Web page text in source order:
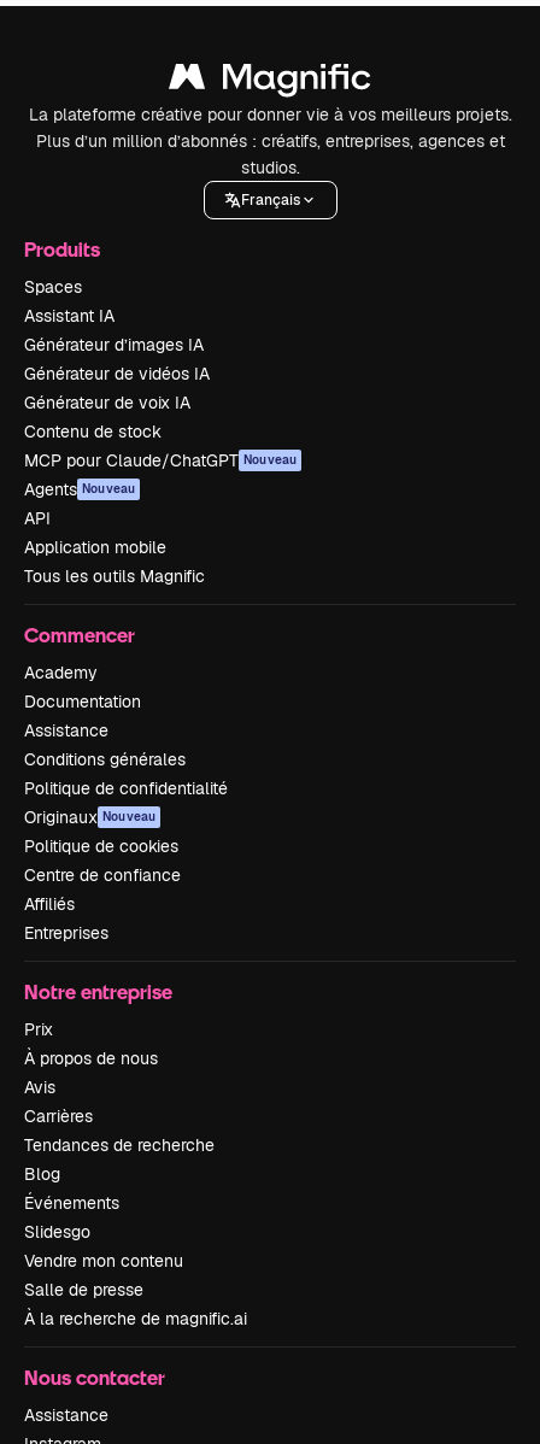
La plateforme créative pour donner vie à vos meilleurs projets.
Plus d’un million d’abonnés : créatifs, entreprises, agences et
studios.
Français
Produits
Spaces
Assistant IA
Générateur d’images IA
Générateur de vidéos IA
Générateur de voix IA
Contenu de stock
MCP pour Claude/ChatGPT Nouveau
Agents Nouveau
API
Application mobile
Tous les outils Magnific
Commencer
Academy
Documentation
Assistance
Conditions générales
Politique de confidentialité
Originaux Nouveau
Politique de cookies
Centre de confiance
Affiliés
Entreprises
Notre entreprise
Prix
À propos de nous
Avis
Carrières
Tendances de recherche
Blog
Événements
Slidesgo
Vendre mon contenu
Salle de presse
À la recherche de magnific.ai
Nous contacter
Assistance